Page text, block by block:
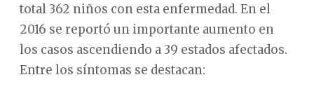
total 362 niños con esta enfermedad. En el
2016 se reportó un importante aumento en
los casos ascendiendo a 39 estados afectados.
Entre los síntomas se destacan: